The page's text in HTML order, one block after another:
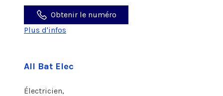
Obtenir le numéro
Plus d'infos
All Bat Elec
Électricien,